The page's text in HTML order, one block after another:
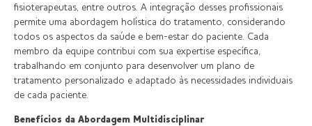
fisioterapeutas, entre outros. A integração desses profissionais
permite uma abordagem holística do tratamento, considerando
todos os aspectos da saúde e bem-estar do paciente. Cada
membro da equipe contribui com sua expertise específica,
trabalhando em conjunto para desenvolver um plano de
tratamento personalizado e adaptado às necessidades individuais
de cada paciente.
Benefícios da Abordagem Multidisciplinar